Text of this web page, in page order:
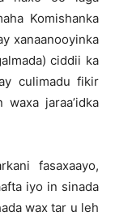
Komishanka
xanaanooyinka
ciddii ka
culimadu fikir
jaraa’idka
fasaxaayo,
iyo in sinada
wax tar u leh